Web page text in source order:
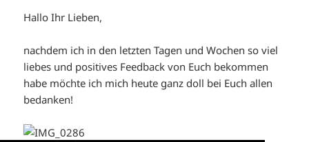
Hallo Ihr Lieben,
nachdem ich in den letzten Tagen und Wochen so viel
liebes und positives Feedback von Euch bekommen
habe möchte ich mich heute ganz doll bei Euch allen
bedanken!